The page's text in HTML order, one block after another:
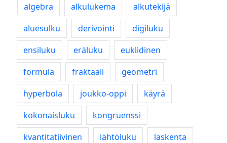
algebra alkulukema
alkutekijä
aluesulku
derivointi
digiluku
ensiluku
eräluku
euklidinen
formula
fraktaali
geometri
hyperbola
joukko-oppi
käyrä
kokonaisluku
kongruenssi
kvantitatiivinen
lähtöluku
laskenta